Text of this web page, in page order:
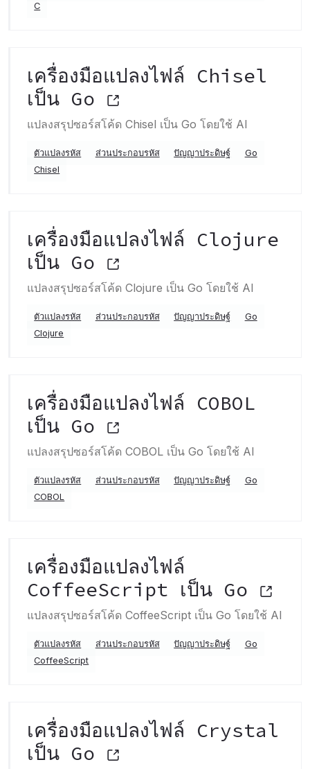
C
เครื่องมือแปลงไฟล์ Chisel
เป็น Go
แปลงสรุปซอร์สโค้ด Chisel เป็น Go โดยใช้ AI
ตัวแปลงรหัส ส่วนประกอบรหัส ปัญญาประดิษฐ์
Go
Chisel
เครื่องมือแปลงไฟล์ Clojure
เป็น Go
แปลงสรุปซอร์สโค้ด Clojure เป็น Go โดยใช้ AI
ตัวแปลงรหัส ส่วนประกอบรหัส ปัญญาประดิษฐ์
Go
Clojure
เครื่องมือแปลงไฟล์ COBOL
เป็น Go
แปลงสรุปซอร์สโค้ด COBOL เป็น Go โดยใช้ AI
ตัวแปลงรหัส ส่วนประกอบรหัส ปัญญาประดิษฐ์
Go
COBOL
เครื่องมือแปลงไฟล์
CoffeeScript เป็น Go
แปลงสรุปซอร์สโค้ด CoffeeScript เป็น Go โดยใช้ AI
ตัวแปลงรหัส ส่วนประกอบรหัส ปัญญาประดิษฐ์
Go
CoffeeScript
เครื่องมือแปลงไฟล์ Crystal
เป็น Go